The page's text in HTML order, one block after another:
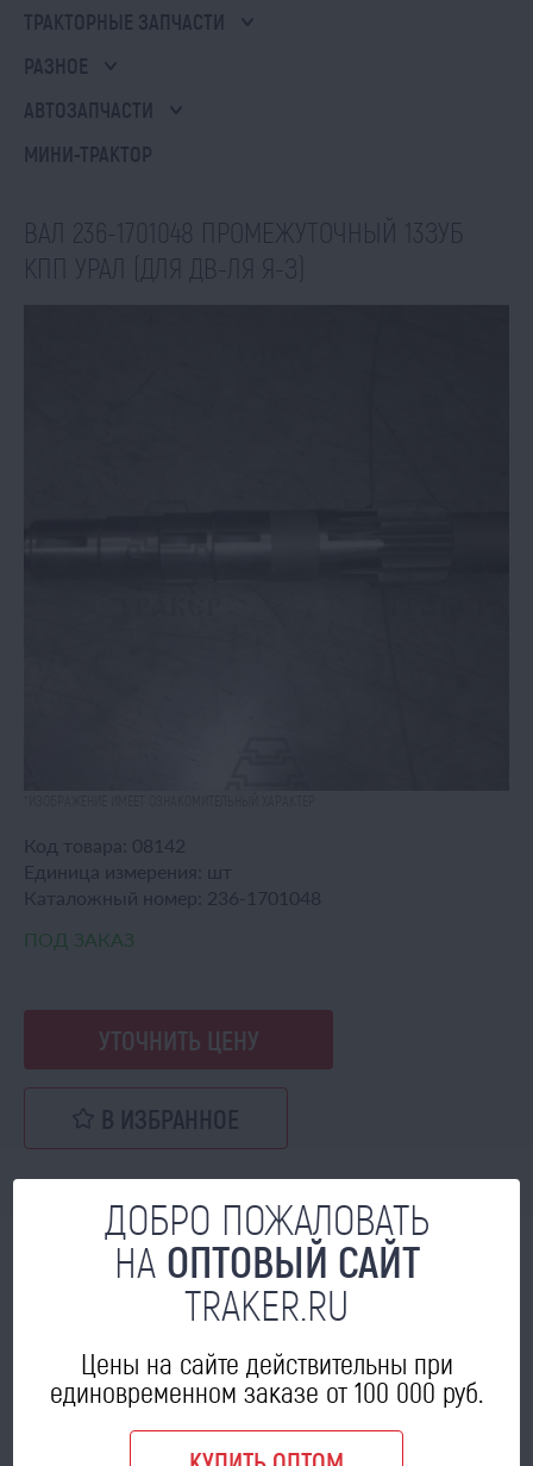
ТРАКТОРНЫЕ ЗАПЧАСТИ
РАЗНОЕ
АВТОЗАПЧАСТИ
МИНИ-ТРАКТОР
ВАЛ 236-1701048 ПРОМЕЖУТОЧНЫЙ 13ЗУБ
КПП УРАЛ (ДЛЯ ДВ-ЛЯ Я-З)
Код товара: 08142
Единица измерения:
шт
Каталожный номер: 236-1701048
ПОД ЗАКАЗ
УТОЧНИТЬ ЦЕНУ
В ИЗБРАННОЕ
МОЖЕТ ПРИГОДИТЬСЯ
ДОБРО ПОЖАЛОВАТЬ
НА ОПТОВЫЙ САЙТ
TRAKER.RU
Цены на сайте действительны при
единовременном заказе от 100 000 руб.